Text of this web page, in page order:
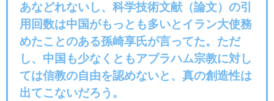
あなどれないし、科学技術文献（論文）の引
用回数は中国がもっとも多いとイラン大使務
めたことのある孫崎享氏が言ってた。ただ
し、中国も少なくともアブラハム宗教に対し
ては信教の自由を認めないと、真の創造性は
出てこないだろう。